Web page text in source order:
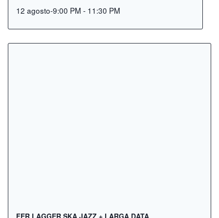
12 agosto-9:00 PM - 11:30 PM